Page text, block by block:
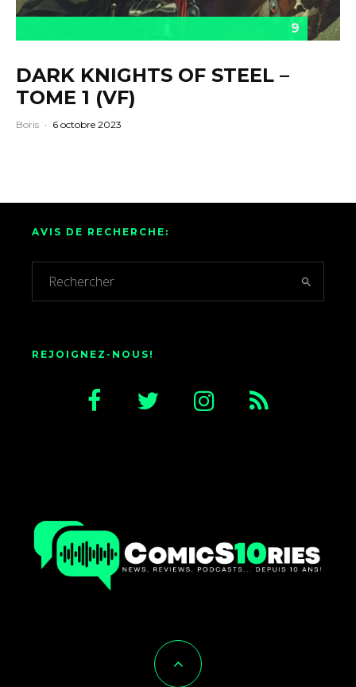
9
DARK KNIGHTS OF STEEL –
TOME 1 (VF)
Boris · 6 octobre 2023
AVIS DE RECHERCHE:
REJOIGNEZ-NOUS!